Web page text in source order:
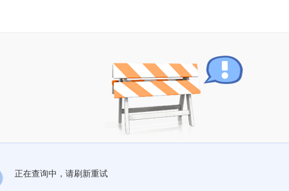
正在查询中，请刷新重试